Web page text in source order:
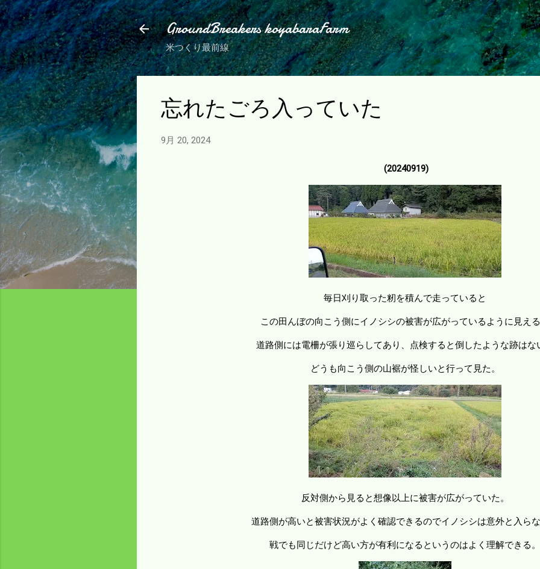
スキップしてメイン コンテンツに移動
GroundBreakers koyabaraFarm
米つくり最前線
忘れたごろ入っていた
9月 20, 2024
(20240919)
毎日刈り取った籾を積んで走っていると
この田んぼの向こう側にイノシシの被害が広がっているように見え
道路側には電柵が張り巡らしてあり、点検すると倒したような跡はな
どうも向こう側の山裾が怪しいと行って見た。
反対側から見ると想像以上に被害が広がっていた。
道路側が高いと被害状況がよく確認できるのでイノシシは意外と入ら
戦でも同じだけど高い方が有利になるというのはよく理解できる。